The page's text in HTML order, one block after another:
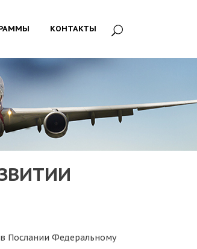
КОНТАКТЫ
Послании Федеральному